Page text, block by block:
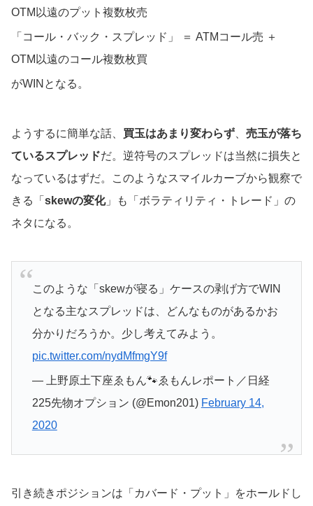
OTM以遠のプット複数枚売
「コール・バック・スプレッド」 ＝ ATMコール売 ＋
OTM以遠のコール複数枚買
がWINとなる。
ようするに簡単な話、 買玉はあまり変わらず
売玉が落ち
ているスプレッドだ。逆符号のスプレッドは当然に損失と
なっているはずだ。このようなスマイルカーブから観察で
きる「 skewの変化」も「ボラティリティ・トレード」の
ネタになる。
このような「skewが寝る」ケースの剥げ方でWIN
となる主なスプレッドは、どんなものがあるかお
分かりだろうか。少し考えてみよう。
pic.twitter.com/nydMfmgY9f
— 上野原土下座ゑもん🐾ゑもんレポート／日経
225先物オプション (@Emon201) February 14,
2020
引き続きポジションは「カバード・プット」をホールドし